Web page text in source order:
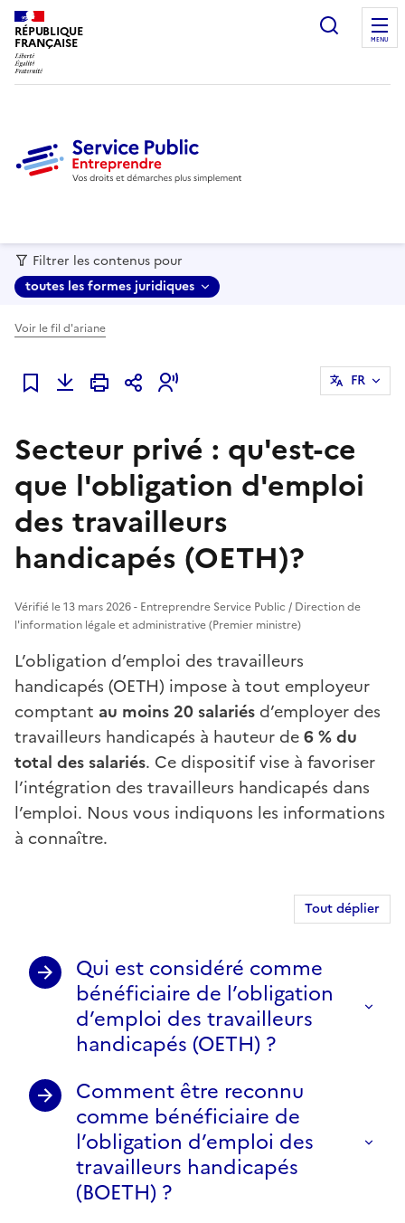
RÉPUBLIQUE
FRANÇAISE MENU
Filtrer les contenus pour
toutes les formes juridiques
Voir le fil d'ariane
Ajouter à mes favoris
FR
Secteur privé : qu'est-ce
que l'obligation d'emploi
des travailleurs
handicapés (OETH)?
Vérifié le 13 mars 2026 - Entreprendre Service Public / Direction de
l'information légale et administrative (Premier ministre)
L’obligation d’emploi des travailleurs
handicapés (OETH) impose à tout employeur
comptant au moins 20 salariés d’employer des
travailleurs handicapés à hauteur de6 %du
total des salariés. Ce dispositif vise à favoriser
l’intégration des travailleurs handicapés dans
l’emploi. Nous vous indiquons les informations
à connaître.
Tout déplier
Qui est considéré comme
bénéficiaire de l’obligation
d’emploi des travailleurs
handicapés (OETH) ?
Comment être reconnu
comme bénéficiaire de
l’obligation d’emploi des
travailleurs handicapés
(BOETH) ?